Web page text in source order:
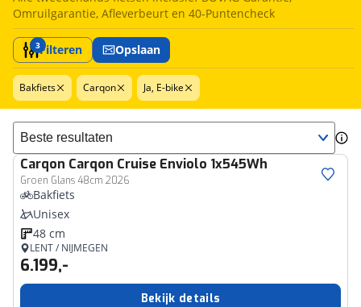
Omruilgarantie, Afleverbeurt en 40-Puntencheck
3Filteren Opslaan
Bakfiets Carqon Ja, E-bike
Sorteer resultaten
Carqon Carqon Cruise Enviolo 1x545Wh
Groen Glans 48cm 2026
Bakfiets
Unisex
48 cm
LENT / NIJMEGEN
6.199,-
Bekijk details